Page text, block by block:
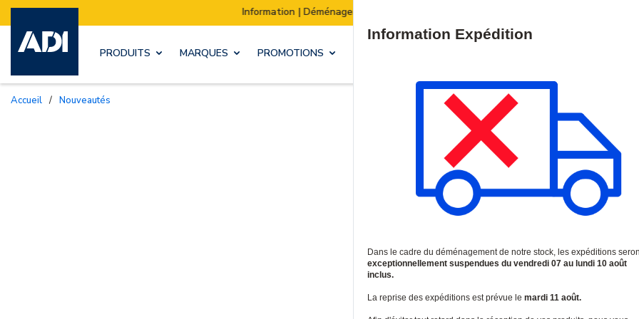
Information | Déménagement de notre stock : Les expéditions seront suspendues du 07 au 10 août inclus.
PRODUITS MARQUES PROMOTIONS
Accueil / Nouveautés